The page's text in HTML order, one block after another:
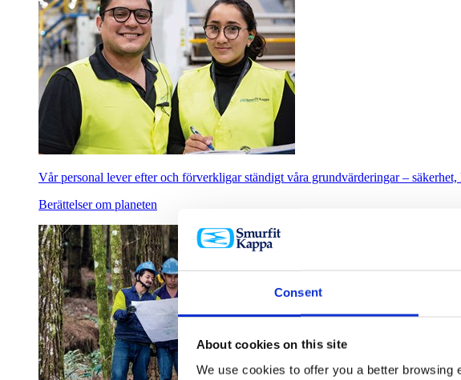
Consent
About cookies on this site
We use cookies to offer you a better
Vår personal lever efter och förverkligar ständigt våra grundvärderingar –
Berättelser om planeten